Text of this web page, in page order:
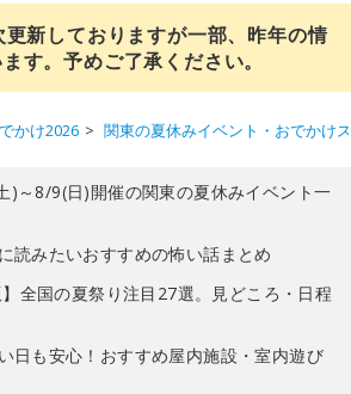
新しておりますが一部、昨年の情
す。予めご了承ください。
かけ2026 関東の夏休みイベント・おでかけ
)～8/9(日)開催の関東の夏休みイベント一
読みたいおすすめの怖い話まとめ
】全国の夏祭り注目27選。見どころ・日程
日も安心！おすすめ屋内施設・室内遊び